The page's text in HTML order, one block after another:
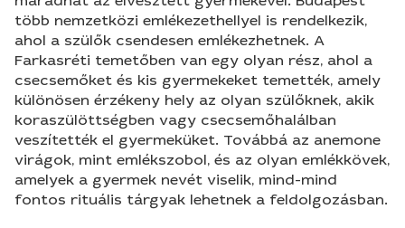
több nemzetközi emlékezethellyel is rendelkezik,
ahol a szülők csendesen emlékezhetnek. A
Farkasréti temetőben van egy olyan rész, ahol a
csecsemőket és kis gyermekeket temették, amely
különösen érzékeny hely az olyan szülőknek, akik
koraszülöttségben vagy csecsemőhalálban
veszítették el gyermeküket. Továbbá az anemone
virágok, mint emlékszobol, és az olyan emlékkövek,
amelyek a gyermek nevét viselik, mind-mind
fontos rituális tárgyak lehetnek a feldolgozásban.